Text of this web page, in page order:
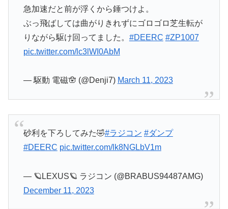
急加速だと前が浮くから錘つけよ。
ぶっ飛ばしては曲がりきれずにゴロゴロ芝生転が
りながら駆け回ってました。 #DEERC #ZP1007
pic.twitter.com/lc3lWI0AbM
— 駆動 電磁🪬 (@Denji7) March 11, 2023
砂利を下ろしてみた🤣#ラジコン #ダンプ
#DEERC pic.twitter.com/lk8NGLbV1m
— 🪐LEXUS🪐 ラジコン (@BRABUS94487AMG)
December 11, 2023